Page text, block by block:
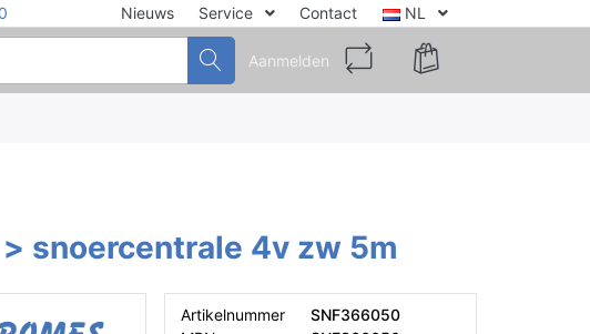
Nieuws Service Contact NL
Aanmelden
snoercentrale 4v zw 5m
Artikelnummer
SNF366050